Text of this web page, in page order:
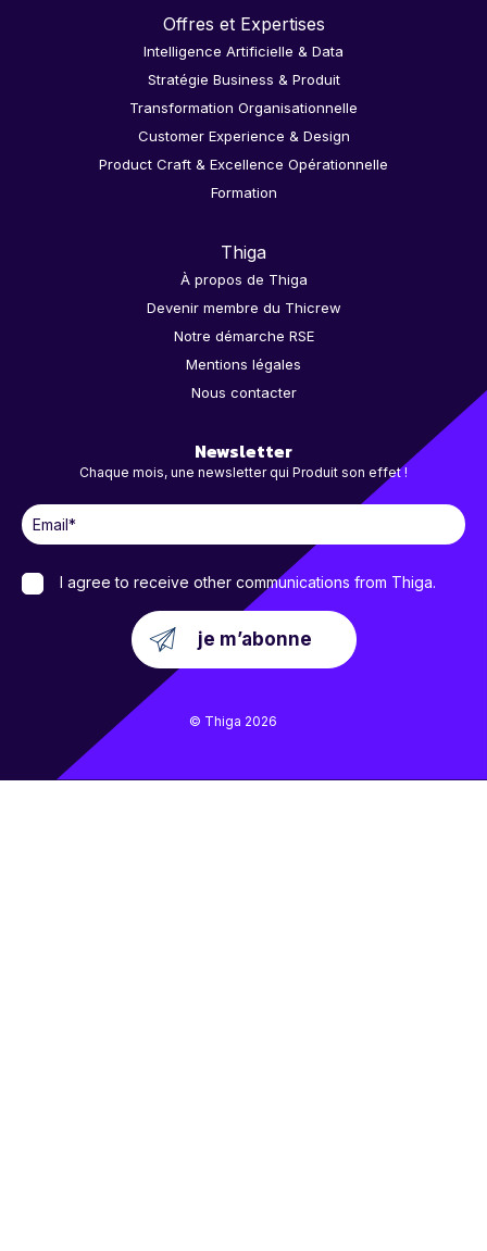
Offres et Expertises
Intelligence Artificielle & Data
Stratégie Business & Produit
Transformation Organisationnelle
Customer Experience & Design
Product Craft & Excellence Opérationnelle
Formation
Thiga
À propos de Thiga
Devenir membre du Thicrew
Notre démarche RSE
Mentions légales
Nous contacter
Newsletter
Chaque mois, une newsletter qui Produit son effet !
I agree to receive other communications from Thiga.
© Thiga 2026